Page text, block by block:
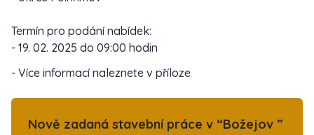
Termín pro podání nabídek:
- 19. 02. 2025 do 09:00 hodin
- Více informací naleznete v příloze
Nově zadaná stavební práce v “Božejov ”